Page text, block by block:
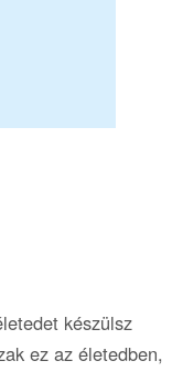
készülsz
ez az életedben,